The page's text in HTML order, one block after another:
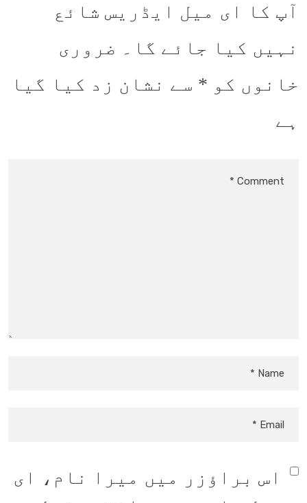
آپ کا ای میل ایڈریس شائع
نہیں کیا جائے گا۔ ضروری
خانوں کو * سے نشان زد کیا گیا
ہے
اس براؤزر میں میرا نام، ای